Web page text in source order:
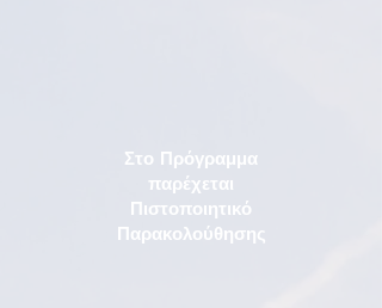
Στο Πρόγραμμα
παρέχεται
Πιστοποιητικό
Παρακολούθησης